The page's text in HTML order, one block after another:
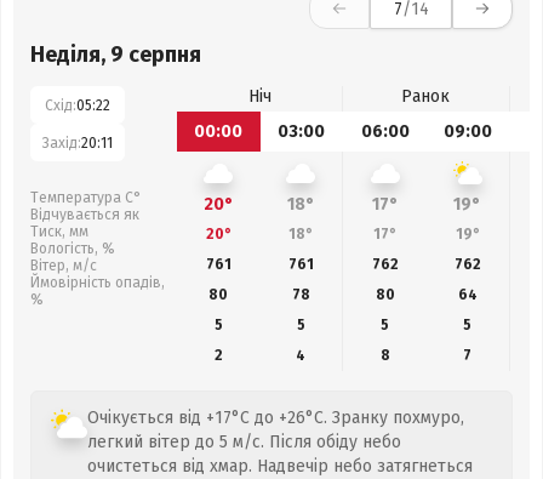
7/14
Неділя, 9 серпня
Схід:05:22
Захід:20:11
Температура С°
Відчувається як
Тиск, мм
Вологість, %
Вітер, м/с
Ймовірність опадів,
%
Ніч
Ранок
00:00
03:00 06:00 09:00
20° 18° 17° 19°
20° 18° 17° 19°
761
761 762 762
80
78 80 64
5
5 5
5
2
4 8 7
Очікується від +17°C до +26°C. Зранку похмуро,
легкий вітер до 5 м/с. Після обіду небо
очистеться від хмар. Надвечір небо затягнеться